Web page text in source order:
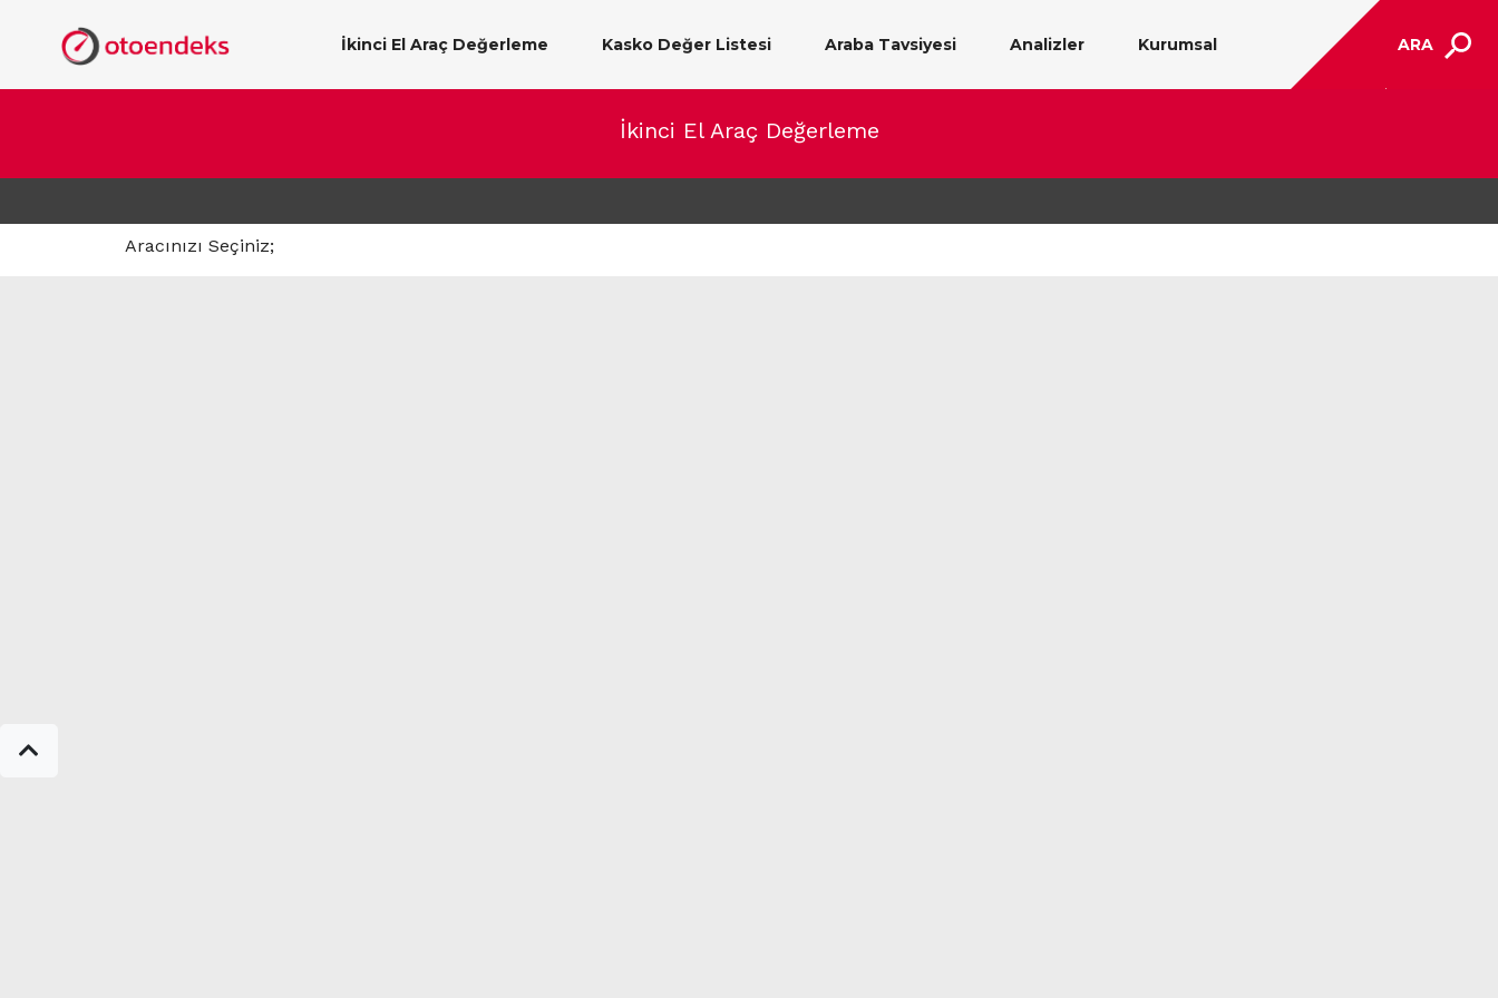
İkinci El Araç Değerleme Kasko Değer Listesi Araba Tavsiyesi Analizler Kurumsal ARA
İkinci El Araç Değerleme
Aracınızı Seçiniz;